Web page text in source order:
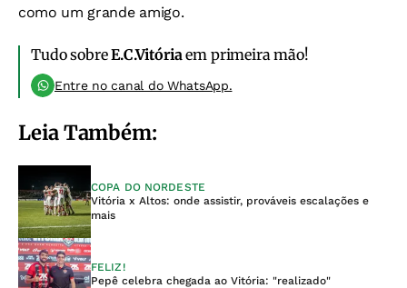
como um grande amigo.
Tudo sobreE.C.Vitóriaem primeira mão!
Entre no canal do WhatsApp.
Leia Também:
COPA DO NORDESTE
Vitória x Altos: onde assistir, prováveis escalações e
mais
FELIZ!
Pepê celebra chegada ao Vitória: "realizado"